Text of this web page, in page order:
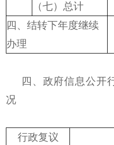
（七）总计
四、结转下年度继续
办理
四、政府信息公开
况
行政复议